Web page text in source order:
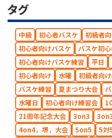
タグ
中級 初心者バスケ
初級者
初心者向けバスケ
バスケ初
初心者向けバスケ練習
平日
初心者向け
水曜 初級者向
バスケ練習
夏まつり大会
水曜日
初心者向け練習会
21周年記念大会
3on3
4on4，堺，大会
5on5 5対